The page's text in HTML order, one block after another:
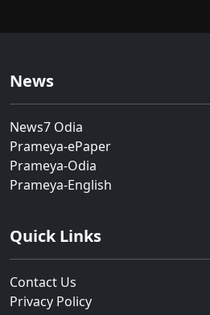
News
News7 Odia
Prameya-ePaper
Prameya-Odia
Prameya-English
Quick Links
Contact Us
Privacy Policy